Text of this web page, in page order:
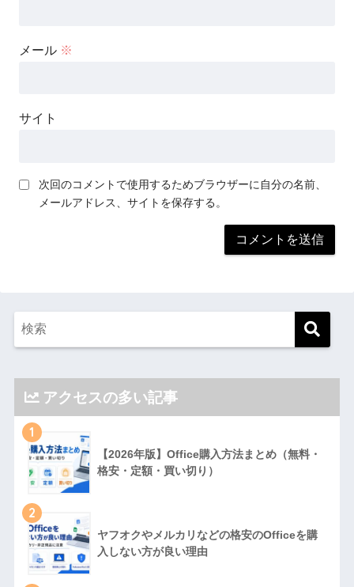
メール ※
サイト
次回のコメントで使用するためブラウザーに自分の名前、
メールアドレス、サイトを保存する。
アクセスの多い記事
1
【2026年版】Office購入方法まとめ（無料・
格安・定額・買い切り）
2
ヤフオクやメルカリなどの格安のOfficeを購
入しない方が良い理由